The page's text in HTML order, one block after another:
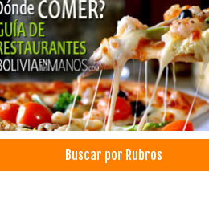
Gigantografías
Impresión Digital
Imprentas
Impresión offset
Productoras de Publicidad
Publicidad Exterior
Publicidad
Artículos de Cuero
Buscar por Rubros